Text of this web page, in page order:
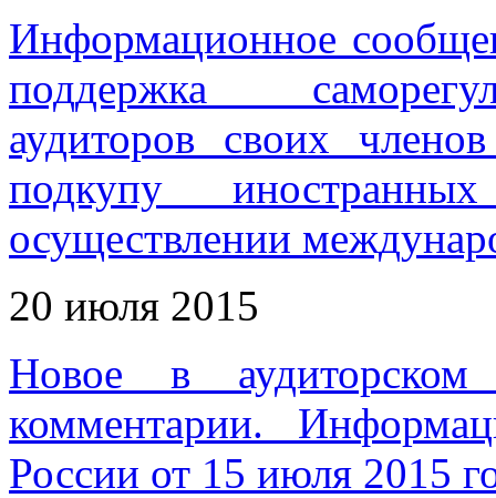
Информационное
поддержка
аудиторов своих
подкупу
осуществлении
20 июля 2015
Новое в аудиторском
комментарии.
России от 15 июля 2015